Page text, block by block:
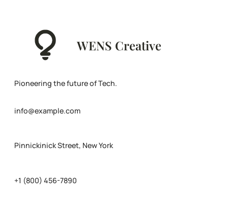
WENS Creative
Pioneering the future of Tech.
info@example.com
Pinnickinick Street, New York
+1 (800) 456-7890